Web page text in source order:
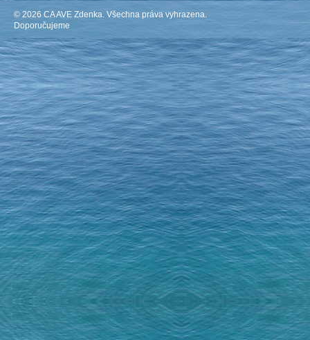
© 2026 CA AVE Zdenka. Všechna práva vyhrazena.
Doporučujeme